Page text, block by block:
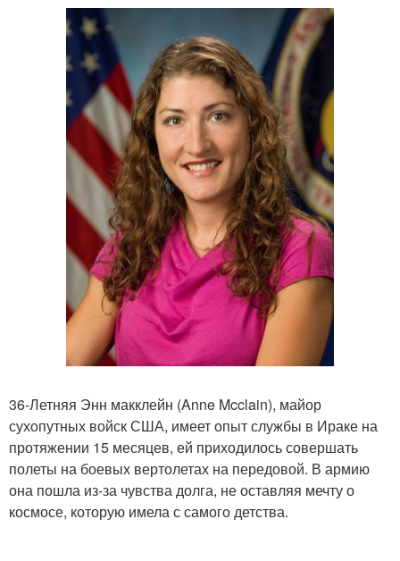
36-Летняя Энн макклейн (Anne Mcclain), майор
сухопутных войск США, имеет опыт службы в Ираке на
протяжении 15 месяцев, ей приходилось совершать
полеты на боевых вертолетах на передовой. В армию
она пошла из-за чувства долга, не оставляя мечту о
космосе, которую имела с самого детства.